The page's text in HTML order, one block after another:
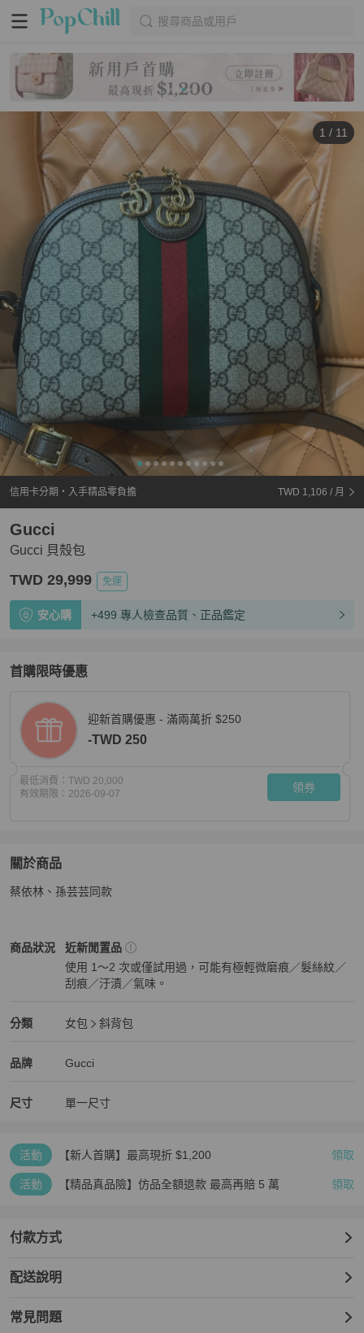
搜尋商品或用戶
1 / 11
信用卡分期・入手精品零負擔 TWD 1,106 / 月
Gucci 貝殼包
Gucci
TWD 29,999 免運
安心購 +499 專人檢查品質、正品鑑定
首購限時優惠
迎新首購優惠 - 滿兩萬折 $250
-TWD 250
最低消費： TWD 20,000
有效期限： 2026-09-07 領券
關於商品
關於Gucci 貝殼包商品詳情與購買須知
蔡依林、孫芸芸同款
商品狀況
Gucci女包 商品狀態與細節
近新閒置品
使用 1～2 次或僅試用過，可能有極輕微磨痕／髮絲紋／
刮痕／汙漬／氣味。
分類
Gucci 分類資訊
女包
斜背包
品牌
Gucci 女包品牌介紹
Gucci
Gucci 推薦清單
尺寸 單一尺寸
活動 【新人首購】最高現折 $1,200 領取
活動 【精品真品險】仿品全額退款 最高再賠 5 萬 領取
付款方式
配送說明
常見問題